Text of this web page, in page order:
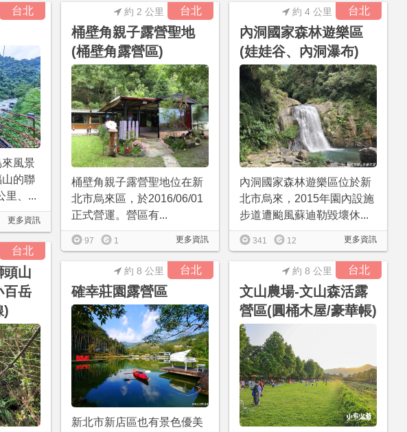
台北
風景
的聯
里、...
更多資訊
台北
約 2 公里
桶壁角親子露營聖地
(桶壁角露營區)
桶壁角親子露營聖地位在新
北市烏來區，於2016/06/01
正式營運。營區有...
更多資訊
97 1
台北
約 4 公里
內洞國家森林遊樂區
(娃娃谷、內洞瀑布)
內洞國家森林遊樂區位於新
北市烏來，2015年園內設施
步道遭颱風蘇迪勒毀壞休...
更多資訊
341 12
台北
頭山
百岳
)
台北
約 8 公里
確幸莊園露營區
新北市新店區也有景色優美
台北
約 8 公里
文山農場-文山森活露
營區(圓桶木屋/豪華帳)